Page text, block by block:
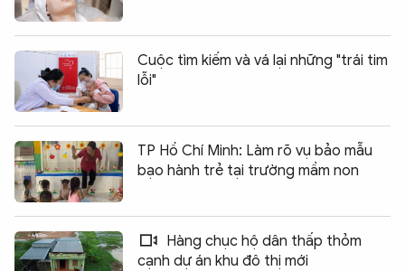
Cuộc tìm kiếm và vá lại những "trái tim
lỗi"
TP Hồ Chí Minh: Làm rõ vụ bảo mẫu
bạo hành trẻ tại trường mầm non
Hàng chục hộ dân thấp thỏm
cạnh dự án khu đô thị mới